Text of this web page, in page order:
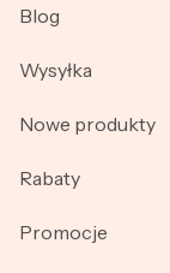
Blog
Wysyłka
Nowe produkty
Rabaty
Promocje